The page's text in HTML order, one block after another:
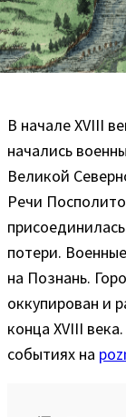
В начале XVIII
начались
Великой
Речи
потери.
на Познань.
оккупирован и
конца XVIII
событиях на